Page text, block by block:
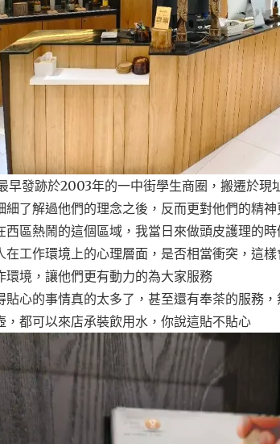
發跡於2003年的一中街學生商圈，搬遷於現
細了解過他們的理念之後，反而更對他們的精
西區熱鬧的這個區域，我當日來做頭皮護理的
在工作環境上的心理層面，是否相當衝突，這
環境，讓他們更有動力的為大家服務
貼心的事情真的太多了，甚至還有奉茶的服務
，都可以來店承裝飲用水，你說這貼不貼心